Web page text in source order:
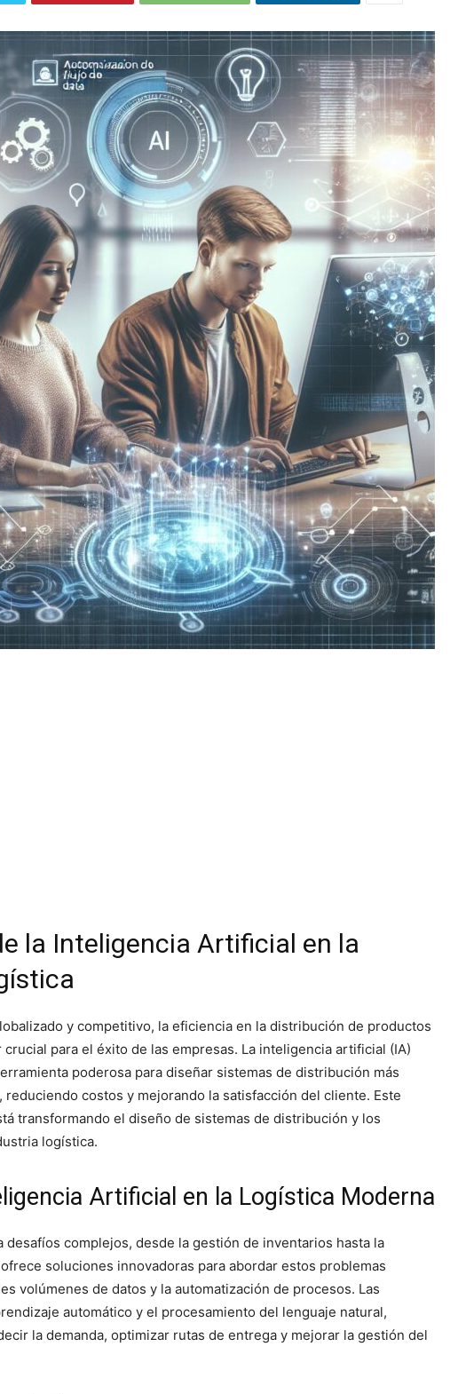
la Inteligencia Artificial en la
y competitivo, la eficiencia en la distribución de productos
para el éxito de las empresas. La inteligencia artificial (IA)
poderosa para diseñar sistemas de distribución más
costos y mejorando la satisfacción del cliente. Este
transformando el diseño de sistemas de distribución y los
logística.
Artificial en la Logística Moderna
desafíos complejos, desde la gestión de inventarios hasta la
soluciones innovadoras para abordar estos problemas
volúmenes de datos y la automatización de procesos. Las
automático y el procesamiento del lenguaje natural,
la demanda, optimizar rutas de entrega y mejorar la gestión del